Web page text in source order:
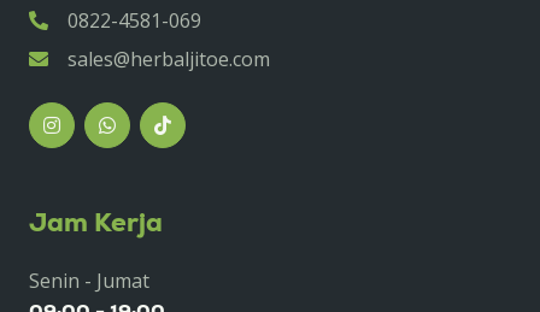
0822-4581-069
sales@herbaljitoe.com
Jam Kerja
Senin - Jumat